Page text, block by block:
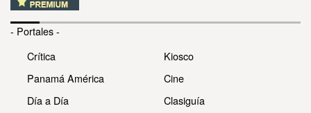
- Portales -
Crítica
Panamá América
Día a Día
Kiosco
Cine
Clasiguía